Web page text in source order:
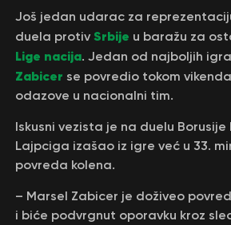
Još jedan udarac za
duela protiv Srbije u baražu za
Lige nacija. Jedan od najboljih
Zabicer se povredio tokom
odazove u nacionalni tim.
Iskusni vezista je na duelu Borusije
Lajpciga izašao iz igre već u 33.
povreda kolena.
– Marsel Zabicer je doživeo
i biće podvrgnut oporavku kroz